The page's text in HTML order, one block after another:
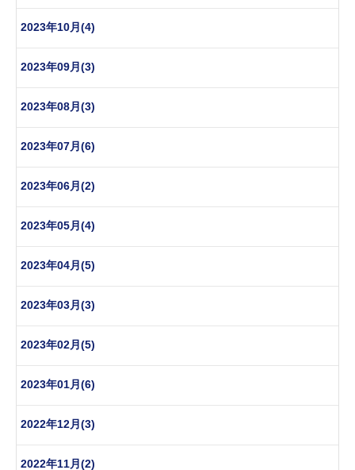
2023年10月(4)
2023年09月(3)
2023年08月(3)
2023年07月(6)
2023年06月(2)
2023年05月(4)
2023年04月(5)
2023年03月(3)
2023年02月(5)
2023年01月(6)
2022年12月(3)
2022年11月(2)